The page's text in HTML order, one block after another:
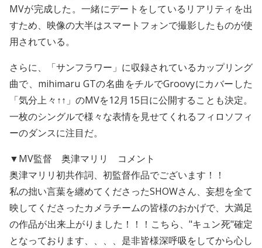
MVが完成した。一緒にデートをしているリアリティを出
すため、映像の大半はスマートフォンで撮影したものが使
用されている。
さらに、「サンフラワー」に収録されているカップリング
曲で、mihimaru GTの名曲をチルでGroovyにカバーした
「気分上々↑↑」のMVを12月15日に公開することも決定。
一枚のシングルで様々な表情を見せてくれるフィロソフィ
ーのダンスに注目だ。
▼MV監督 奥津マリリ コメント
奥津マリリ初共作詞、初監督作品でございます！！
私の拙い言葉を纏めてくださったSHOWさん、妄想を全て
映してくださったカメラチームの皆様のおかげで、大満足
の作品が出来上がりました！！！こちら、"キュン死"確定
となっております、、、、是非皆様深呼吸をしてから心し